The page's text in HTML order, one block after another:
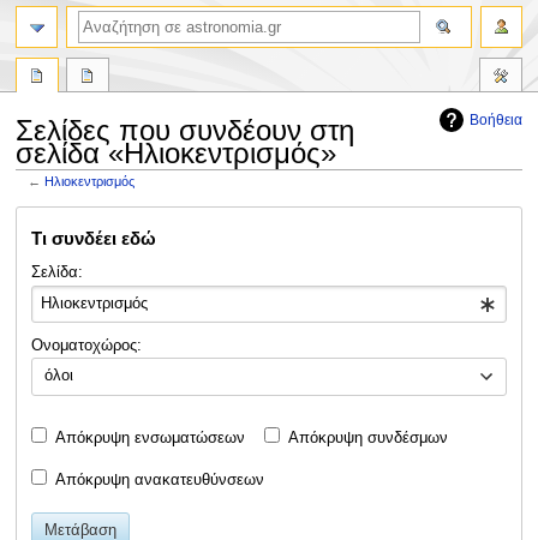
Βοήθεια
Σελίδες που συνδέουν στη
σελίδα «Ηλιοκεντρισμός»
←Ηλιοκεντρισμός
στην
στηνΤι συνδέει εδώ
Σελίδα:
Ονοματοχώρος:
όλοι
Απόκρυψη ενσωματώσεων Απόκρυψη συνδέσμων
Απόκρυψη ανακατευθύνσεων
Μετάβαση
αναζήτηση